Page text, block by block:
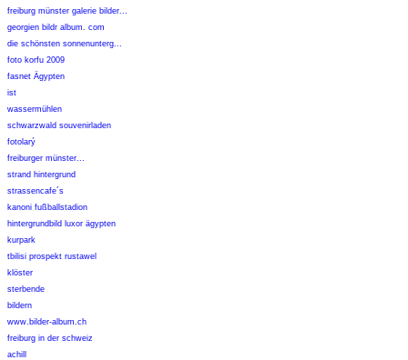
freiburg münster galerie bilder...
georgien bildr album. com
die schönsten sonnenunterg...
foto korfu 2009
fasnet Ägypten
ist
wassermühlen
schwarzwald souvenirladen
fotolarý
freiburger münster...
strand hintergrund
strassencafe´s
kanoni fußballstadion
hintergrundbild luxor ägypten
kurpark
tbilisi prospekt rustawel
klöster
sterbende
bildern
www.bilder-album.ch
freiburg in der schweiz
achill